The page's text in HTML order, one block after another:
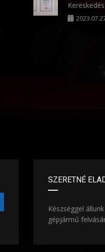
SZERETNÉ
Készséggel
gépjármű